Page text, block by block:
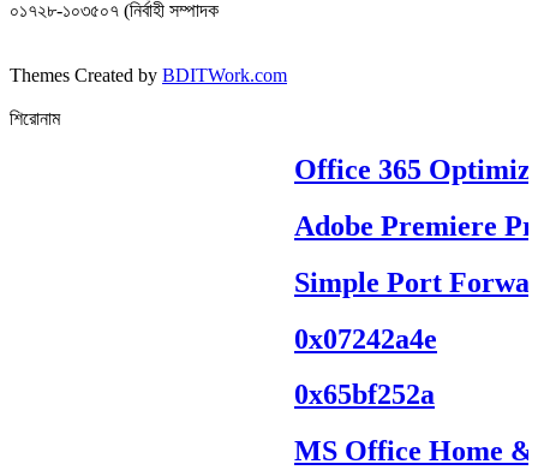
০১৭২৮-১০৩৫০৭ (নির্বাহী সম্পাদক
Themes Created by BDITWork.com
শিরোনাম
Office 365
Adobe Premiere
Simple Port
0x07242a4e
0x65bf252a
MS Office Home &